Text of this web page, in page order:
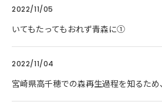
2022/11/05
いてもたってもおれず青森に①
2022/11/04
宮崎県高千穂での森再生過程を知るた